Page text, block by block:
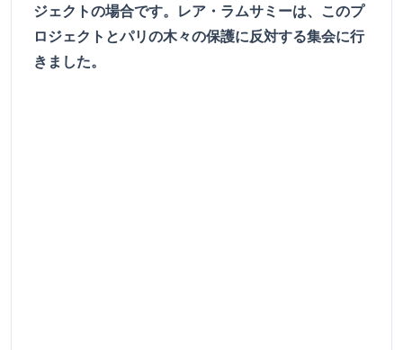
ジェクトの場合です。レア・ラムサミーは、このプ
ロジェクトとパリの木々の保護に反対する集会に行
きました。